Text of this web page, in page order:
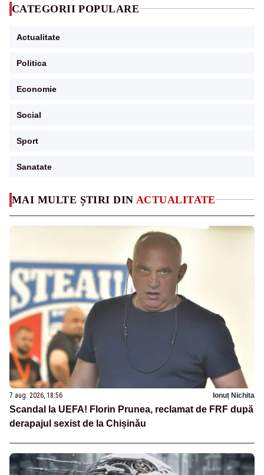
MAI MULTE ȘTIRI DIN ACTUALITATE
7 aug. 2026, 18:56 Ionuț Nichita
Scandal la UEFA! Florin Prunea, reclamat de FRF după
derapajul sexist de la Chișinău
CATEGORII POPULARE
Actualitate
Politica
Economie
Social
Sport
Sanatate